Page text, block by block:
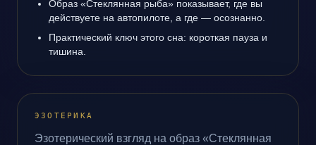
Образ «Стеклянная рыба» показывает, где вы
действуете на автопилоте, а где — осознанно.
Практический ключ этого сна: короткая пауза и
тишина.
ЭЗОТЕРИКА
Эзотерический взгляд на образ «Стеклянная